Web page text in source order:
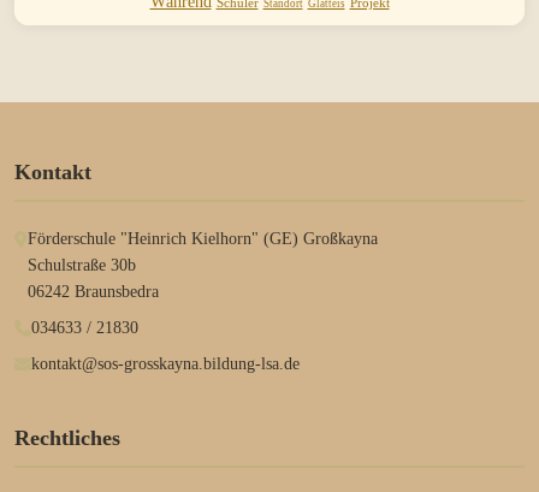
Standort Glatteis
Kontakt
Förderschule "Heinrich Kielhorn" (GE) Großkayna
Schulstraße 30b
06242 Braunsbedra
034633 / 21830
kontakt@sos-grosskayna.bildung-lsa.de
Rechtliches